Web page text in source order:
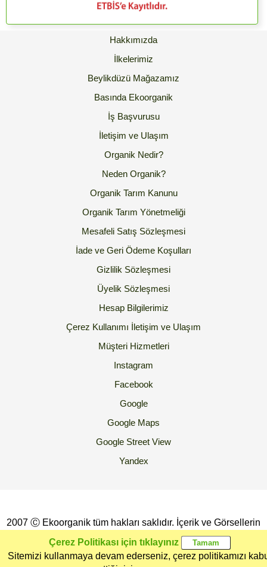
Hakkımızda
İlkelerimiz
Beylikdüzü Mağazamız
Basında Ekoorganik
İş Başvurusu
İletişim ve Ulaşım
Organik Nedir?
Neden Organik?
Organik Tarım Kanunu
Organik Tarım Yönetmeliği
Mesafeli Satış Sözleşmesi
İade ve Geri Ödeme Koşulları
Gizlilik Sözleşmesi
Üyelik Sözleşmesi
Hesap Bilgilerimiz
Çerez Kullanımı İletişim ve Ulaşım
Müşteri Hizmetleri
Instagram
Facebook
Google
Google Maps
Google Street View
Yandex
Çerez Politikası için tıklayınız
Sitemizi kullanmaya devam ederseniz, çerez politikamızı
2007 Ⓒ Ekoorganik tüm hakları saklıdır. İçerik ve Görsellerin
İzinsiz Kopyalanması yada Kullanılması Yasaktır.